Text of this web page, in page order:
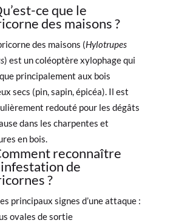
ce que le
des maisons ?
des maisons (Hylotrupes
) est un coléoptère xylophage qui
principalement aux bois
secs (pin, sapin, épicéa). Il est
redouté pour les dégâts
dans les charpentes et
en bois.
reconnaître
de
?
principaux signes d’une attaque :
ovales de sortie